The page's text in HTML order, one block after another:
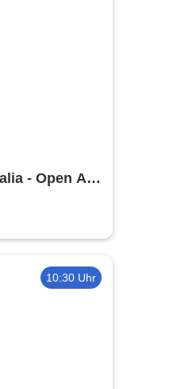
- Open Air
10:30 Uhr